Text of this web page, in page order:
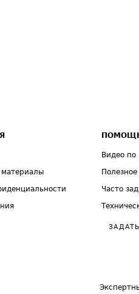
Видео по
Часто